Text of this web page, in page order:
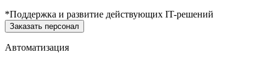
*Поддержка и развитие действующих IT-решений
Заказать персонал
Автоматизация